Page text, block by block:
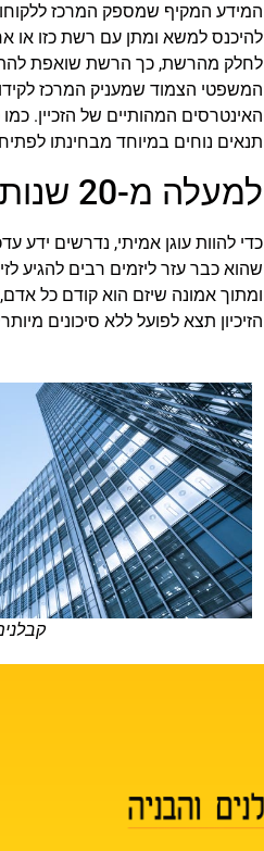
המידע המקיף שמספק המרכז
להיכנס למשא ומתן עם רשת כזו או
לחלק מהרשת, כך הרשת שואפת
המשפטי הצמוד שמעניק המרכז
האינטרסים המהותיים של הזכיין.
תנאים נוחים במיוחד מבחינתו
למעלה מ-20 שנות ניסיון ושקיפות מוחלטת
שהוא כבר עזר ליזמים רבים להגיע
ומתוך אמונה שיזם הוא קודם כל
הזיכיון תצא לפועל ללא סיכונים